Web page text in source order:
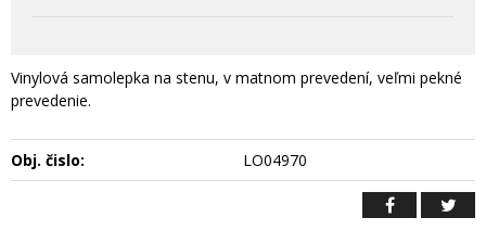
Vinylová samolepka na stenu, v matnom prevedení, veľmi pekné
prevedenie.
Obj. čislo: LO04970